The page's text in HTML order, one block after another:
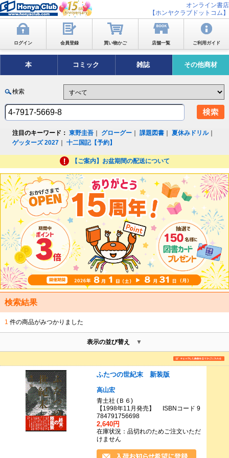
オンライン書店
【ホンヤクラブドットコム】
ログイン 会員登録 買い物かご 店舗一覧 ご利用ガイド
本 コミック 雑誌 その他商材
検索
注目のキーワード： 東野圭吾 グローグー ｜課題図書 ｜夏休みドリル｜
ゲッターズ 2027 ｜十二国記【予約】
【ご案内】お盆期間の配送について
検索結果
1 件の商品がみつかりました
表示の並び替え
ふたつの世紀末 新装版
高山宏
青土社 (Ｂ６)
【1998年11月発売】 ISBNコード 9
784791756698
2,640円
在庫状況：品切れのためご注文いただ
けません